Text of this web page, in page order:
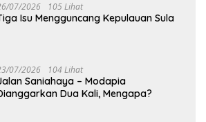
07/2026 105 Lihat
Isu Mengguncang Kepulauan Sula
07/2026 104 Lihat
Saniahaya – Modapia
Dua Kali, Mengapa?